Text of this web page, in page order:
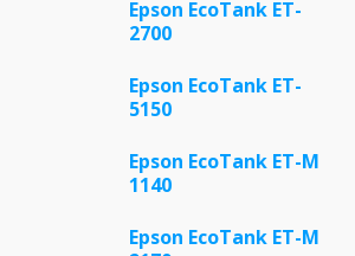
Epson EcoTank ET-
2700
Epson EcoTank ET-
5150
Epson EcoTank ET-M
1140
Epson EcoTank ET-M